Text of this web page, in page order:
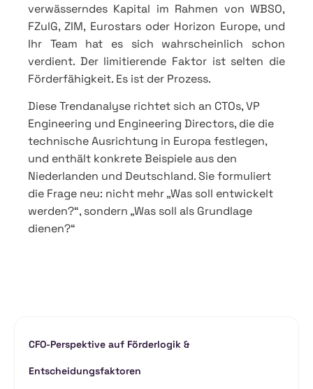
verwässerndes Kapital im Rahmen von WBSO,
FZulG, ZIM, Eurostars oder Horizon Europe, und
Ihr Team hat es sich wahrscheinlich schon
verdient. Der limitierende Faktor ist selten die
Förderfähigkeit. Es ist der Prozess.
Diese Trendanalyse richtet sich an CTOs, VP
Engineering und Engineering Directors, die die
technische Ausrichtung in Europa festlegen,
und enthält konkrete Beispiele aus den
Niederlanden und Deutschland. Sie formuliert
die Frage neu: nicht mehr „Was soll entwickelt
werden?“, sondern „Was soll als Grundlage
dienen?“
CFO-Perspektive auf Förderlogik &
Entscheidungsfaktoren